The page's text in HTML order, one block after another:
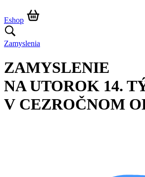
Eshop
Zamyslenia
ZAMYSLENIE
NA UTOROK 14.
V CEZROČNOM